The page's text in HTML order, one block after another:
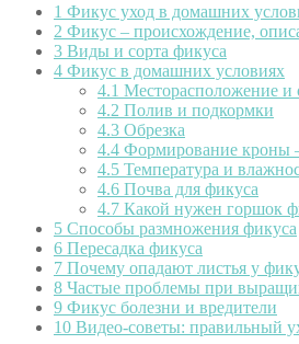
1 Фикус уход в домашних
2 Фикус – происхождение,
3 Виды и сорта фикуса
4 Фикус в домашних условиях
4.1 Месторасположение и
4.2 Полив и подкормки
4.3 Обрезка
4.4 Формирование кроны
4.5 Температура и
4.6 Почва для фикуса
4.7 Какой нужен горшок
5 Способы размножения фикуса
6 Пересадка фикуса
7 Почему опадают листья у
8 Частые проблемы при
9 Фикус болезни и вредители
10 Видео-советы: правильный